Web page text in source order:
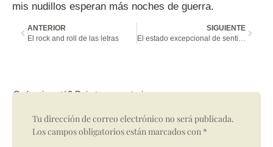
mis nudillos esperan más noches de guerra.
ANTERIOR
El rock and roll de las letras
SIGUIENTE
El estado excepcional de sentimientos
Qué opinas tú? Deja tu comentario
Tu dirección de correo electrónico no será publicada.
Los campos obligatorios están marcados con *